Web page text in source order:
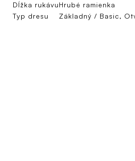
Dĺžka rukávuHrubé ramienka
Typ dresu
Základný / Basic,